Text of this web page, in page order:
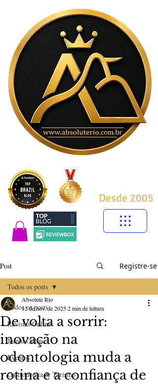
Desde 2005
Post Registre-se
Todos os posts
Revistas Online
Jornal Online
Eventos
Gastronomia & Turismo
Todos os posts
De volta a sorrir:
inovação na
odontologia muda a
rotina e a confiança de
Absolute Rio
12 de nov. de 20252 min de leitura